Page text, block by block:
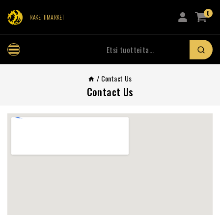
RAKETTIMARKET 0
/ Contact Us
Contact Us